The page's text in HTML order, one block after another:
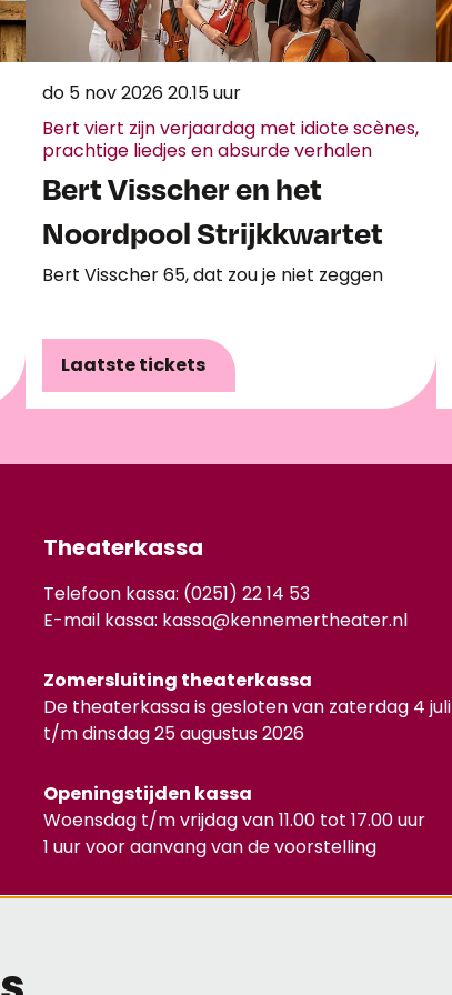
Bert Visscher en het
Noordpool Strijkkwartet
Bert Visscher 65, dat zou je niet zeggen
Bert viert zijn verjaardag met idiote scènes,
prachtige liedjes en absurde verhalen
do 5 nov 202620.15 uur
Laatste tickets
Theaterkassa
Telefoon kassa: (0251) 22 14 53
E-mail kassa: kassa@kennemertheater.nl
Zomersluiting theaterkassa
De theaterkassa is gesloten van zaterdag 4 juli
t/m dinsdag 25 augustus 2026
Openingstijden kassa
Woensdag t/m vrijdag van 11.00 tot 17.00 uur
1 uur voor aanvang van de voorstelling